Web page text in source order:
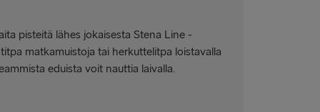
pisteitä lähes jokaisesta Stena Line -
matkamuistoja tai herkuttelitpa loistavalla
eduista voit nauttia laivalla.